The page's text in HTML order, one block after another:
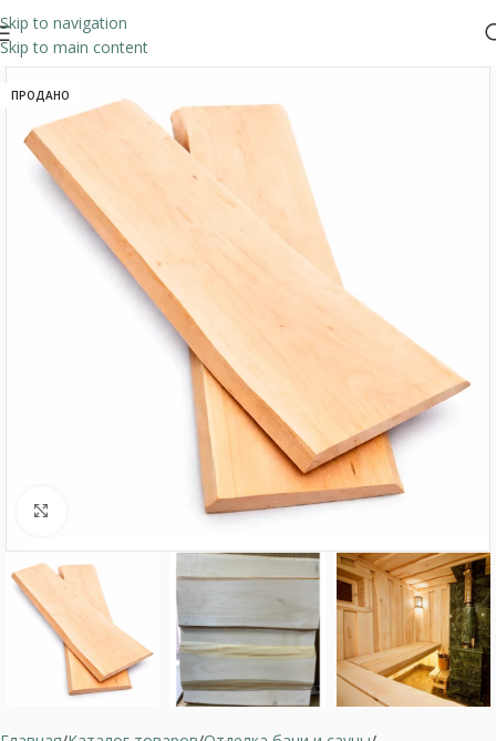
Skip to navigation
Skip to main content
ПРОДАНО
Нажмите, чтобы увеличить